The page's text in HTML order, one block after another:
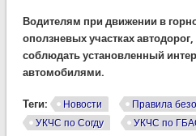
Водителям при движении в
оползневых участках
соблюдать установленный
автомобилями.
Теги: Новости
Правила
УКЧС по Согду
УКЧС по